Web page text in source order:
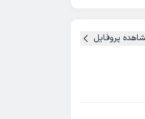
پروفایل